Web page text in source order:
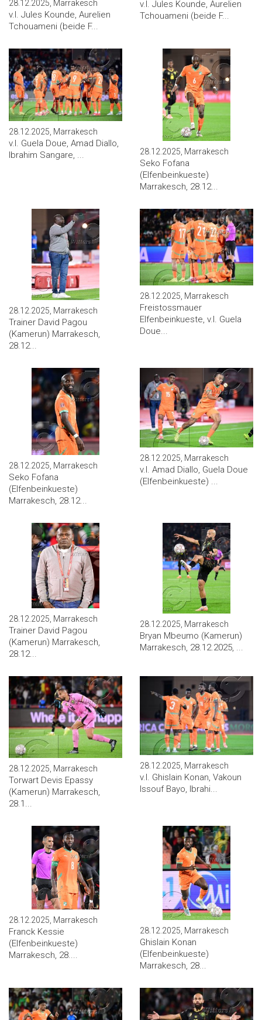
28.12.2025, Marrakesch
v.l. Jules Kounde, Aurelien
Tchouameni (beide F...
v.l. Jules Kounde, Aurelien
Tchouameni (beide F...
28.12.2025, Marrakesch
v.l. Guela Doue, Amad Diallo,
Ibrahim Sangare, ...
28.12.2025, Marrakesch
Seko Fofana
(Elfenbeinkueste)
Marrakesch, 28.12...
28.12.2025, Marrakesch
Trainer David Pagou
(Kamerun) Marrakesch,
28.12...
28.12.2025, Marrakesch
Freistossmauer
Elfenbeinkueste, v.l. Guela
Doue...
28.12.2025, Marrakesch
Seko Fofana
(Elfenbeinkueste)
Marrakesch, 28.12...
28.12.2025, Marrakesch
v.l. Amad Diallo, Guela Doue
(Elfenbeinkueste) ...
28.12.2025, Marrakesch
Trainer David Pagou
(Kamerun) Marrakesch,
28.12...
28.12.2025, Marrakesch
Bryan Mbeumo (Kamerun)
Marrakesch, 28.12.2025, ...
28.12.2025, Marrakesch
Torwart Devis Epassy
(Kamerun) Marrakesch,
28.1...
28.12.2025, Marrakesch
v.l. Ghislain Konan, Vakoun
Issouf Bayo, Ibrahi...
28.12.2025, Marrakesch
Franck Kessie
(Elfenbeinkueste)
Marrakesch, 28....
28.12.2025, Marrakesch
Ghislain Konan
(Elfenbeinkueste)
Marrakesch, 28...